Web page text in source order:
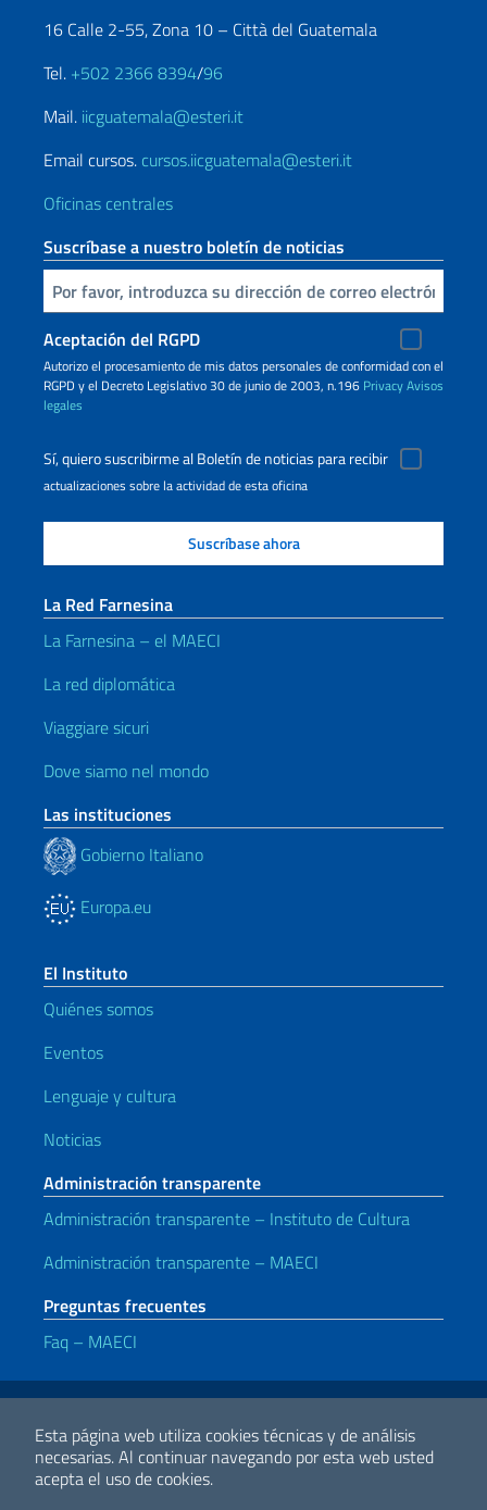
Esta página web utiliza cookies técnicas y de análisis
necesarias.Al continuar navegando por esta web usted
acepta el uso de cookies.
16 Calle 2-55, Zona 10 – Città del Guatemala
Tel. +502 2366 8394/96
Mail. iicguatemala@esteri.it
Email cursos. cursos.iicguatemala@esteri.it
Oficinas centrales
Suscríbase a nuestro boletín de noticias
Inserta tu correo electronico
Aceptación del RGPD
Autorizo ​​el procesamiento de mis datos personales de conformidad con el
RGPD y el Decreto Legislativo 30 de junio de 2003, n.196 PrivacyAvisos
legales
Sí, quiero suscribirme al Boletín de noticias para recibir
actualizaciones sobre la actividad de esta oficina
La Red Farnesina
La Farnesina – el MAECI
La red diplomática
Viaggiare sicuri
Dove siamo nel mondo
Las instituciones
Gobierno Italiano
Europa.eu
El Instituto
Quiénes somos
Eventos
Lenguaje y cultura
Noticias
Administración transparente
Administración transparente – Instituto de Cultura
Administración transparente – MAECI
Preguntas frecuentes
Faq – MAECI
Enlaces útiles